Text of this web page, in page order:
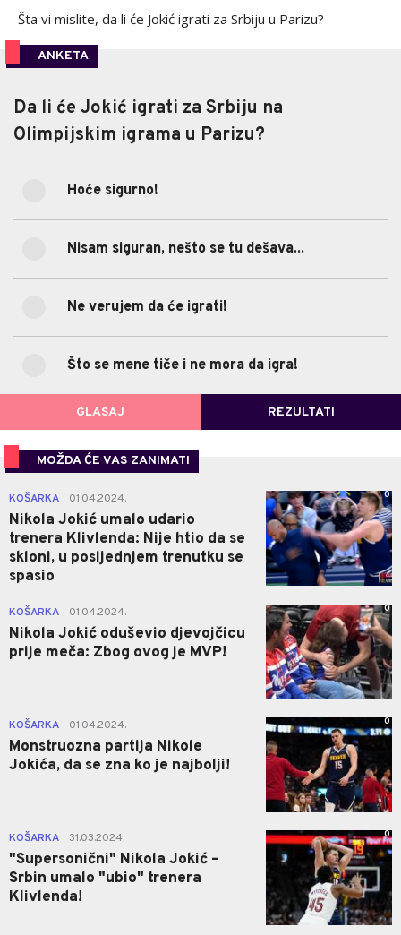
Šta vi mislite, da li će Jokić igrati za Srbiju u Parizu?
ANKETA
Da li će Jokić igrati za Srbiju na
(3)
Ne verujem da će igrati!
Što se mene tiče i ne mora da igra!
POVRATAK NA GLASANJE
Da li će Jokić igrati za Srbiju na
Olimpijskim igrama u Parizu?
Hoće sigurno!
Nisam siguran, nešto se tu dešava...
Ne verujem da će igrati!
Što se mene tiče i ne mora da igra!
GLASAJ REZULTATI
MOŽDA ĆE VAS ZANIMATI
KOŠARKA 01.04.2024.
Nikola Jokić umalo udario
trenera Klivlenda: Nije htio da se
skloni, u posljednjem trenutku se
spasio
0
KOŠARKA 01.04.2024.
Nikola Jokić oduševio djevojčicu
prije meča: Zbog ovog je MVP!
0
KOŠARKA 01.04.2024.
Monstruozna partija Nikole
Jokića, da se zna ko je najbolji!
0
KOŠARKA 31.03.2024.
"Supersonični" Nikola Jokić –
Srbin umalo "ubio" trenera
Klivlenda!
0